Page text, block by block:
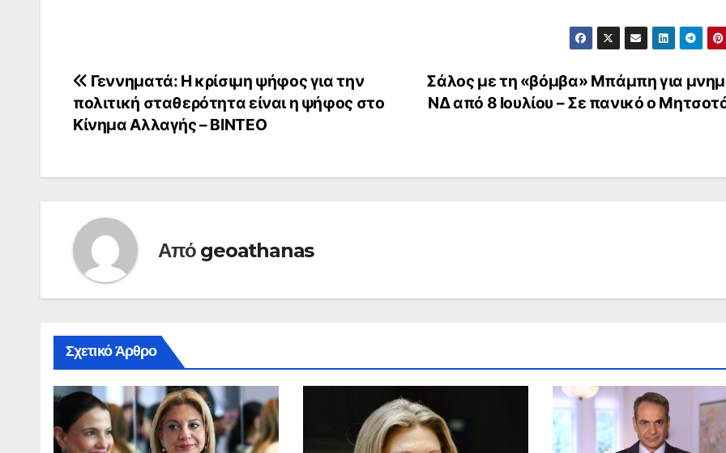
Πλοήγηση
άρθρων
Σάλος με τη «βόμβα» Μπάμπη για
ΝΔ από 8 Ιουλίου – Σε πανικό ο
Γεννηματά: Η κρίσιμη ψήφος για την
πολιτική σταθερότητα είναι η ψήφος στο
Κίνημα Αλλαγής – ΒΙΝΤΕΟ
Από geoathanas
Σχετικό Άρθρο